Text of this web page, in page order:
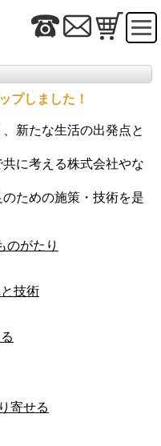
プしました！
新たな生活の出発点と
に考える株式会社やな
ための施策・技術を是
のがたり
技術
寄せる